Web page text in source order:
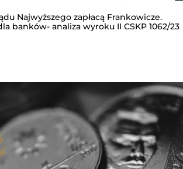
Najwyższego zapłacą Frankowicze.
banków- analiza wyroku II CSKP 1062/23